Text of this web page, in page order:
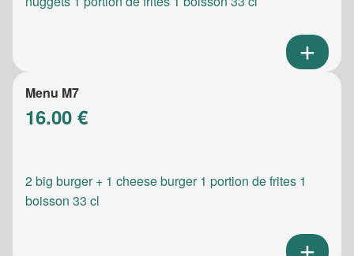
Menu M7
16.00 €
2 big burger + 1 cheese burger 1 portion de frites 1
boisson 33 cl